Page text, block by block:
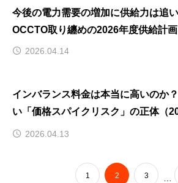
今後の電力需要の増加に供給力は追い
OCCTO取り纏めの2026年度供給計
2026.04.14
インバランス料金は本当に高いのか？ ―平均では見えな
い「価格スパイクリスク」の正体（
析）2026.04.13
1 2 3